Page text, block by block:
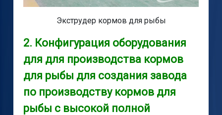
Экструдер кормов для рыбы
2. Конфигурация оборудования
для для производства кормов
для рыбы для создания завода
по производству кормов для
рыбы с высокой полной